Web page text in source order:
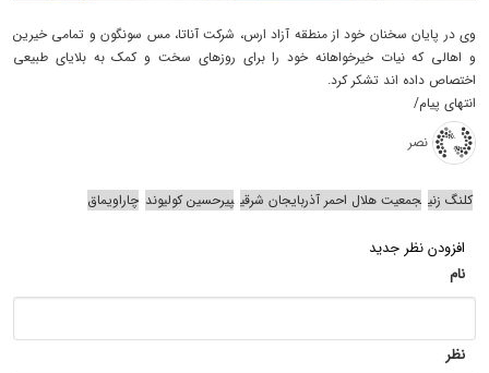
وی در پایان سخنان خود از منطقه آزاد ارس، شرکت آناتا، مس سونگون و تمامی خیرین
و اهالی که نیات خیرخواهانه خود را برای روزهای سخت و کمک به بلایای طبیعی
اختصاص داده اند تشکر کرد.
انتهای پیام/
نصر
کلنگ زنی جمعیت هلال احمر آذربایجان شرقی پیرحسین کولیوند چاراویماق
افزودن نظر جدید
نام
نظر